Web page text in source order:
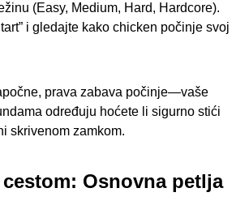
(Easy, Medium, Hard, Hardcore).
i gledajte kako chicken počinje svoj
prava zabava počinje—vaše
određuju hoćete li sigurno stići
skrivenom zamkom.
Osnovna petlja